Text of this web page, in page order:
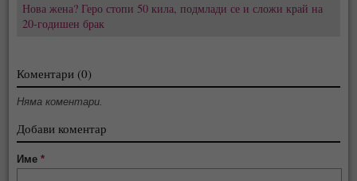
Нова жена? Геро стопи 50 кила, подмлади се и сложи край на
20-годишен брак
Коментари (0)
Няма коментари.
Добави коментар
Име*